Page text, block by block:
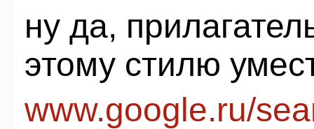
ну да,
этому стилю
www.google.ru/